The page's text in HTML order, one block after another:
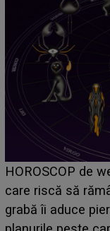
Emanuel a ținut
acum! În fața
face o